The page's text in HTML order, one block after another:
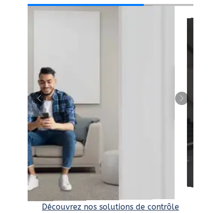
Découvrez nos solutions de contrôle